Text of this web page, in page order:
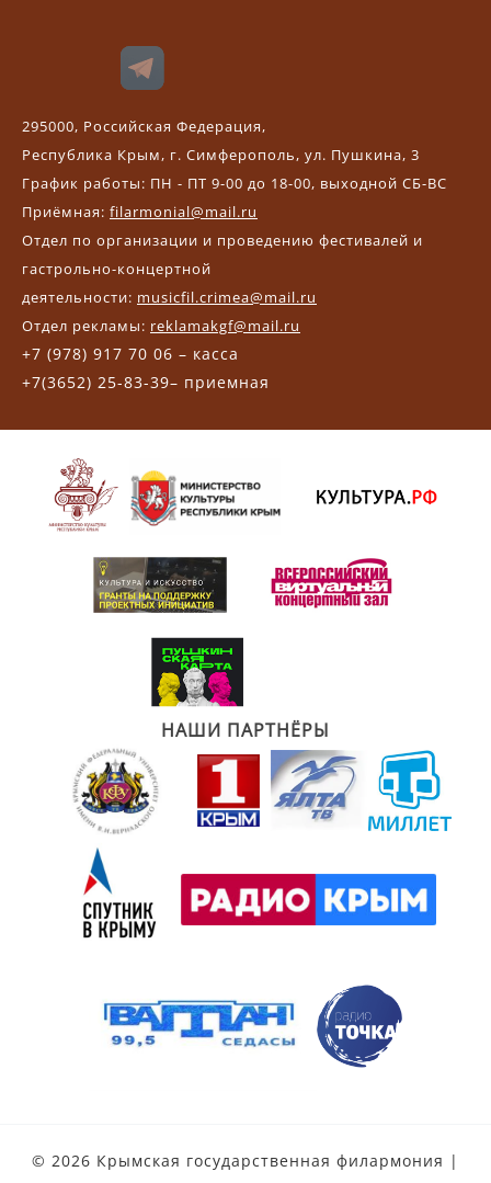
295000, Российская Федерация,
Республика Крым, г. Симферополь, ул. Пушкина, 3
График работы: ПН - ПТ 9-00 до 18-00, выходной СБ-ВС
Приёмная: filarmonial@mail.ru
Отдел по организации и проведению фестивалей и
гастрольно-концертной
деятельности: musicfil.crimea@mail.ru
Отдел рекламы: reklamakgf@mail.ru
+7 (978) 917 70 06 – касса
+7(3652) 25-83-39– приемная
НАШИ ПАРТНЁРЫ
© 2026 Крымская государственная филармония |